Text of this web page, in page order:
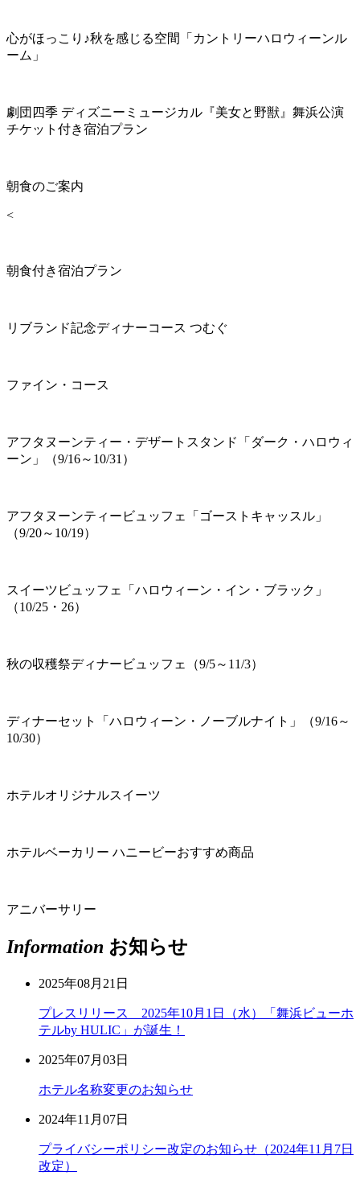
心がほっこり♪秋を感じる空間「カントリーハロウィーンル
ーム」
劇団四季 ディズニーミュージカル『美女と野獣』舞浜公演
チケット付き宿泊プラン
朝食のご案内
<
朝食付き宿泊プラン
リブランド記念ディナーコース つむぐ
ファイン・コース
アフタヌーンティー・デザートスタンド「ダーク・ハロウィ
ーン」（9/16～10/31）
アフタヌーンティービュッフェ「ゴーストキャッスル」
（9/20～10/19）
スイーツビュッフェ「ハロウィーン・イン・ブラック」
（10/25・26）
秋の収穫祭ディナービュッフェ（9/5～11/3）
ディナーセット「ハロウィーン・ノーブルナイト」（9/16～
10/30）
ホテルオリジナルスイーツ
ホテルベーカリー ハニービーおすすめ商品
アニバーサリー
Information お知らせ
2025年08月21日
プレスリリース 2025年10月1日（水）「舞浜ビューホ
テルby HULIC」が誕生！
2025年07月03日
ホテル名称変更のお知らせ
2024年11月07日
プライバシーポリシー改定のお知らせ（2024年11月7日
改定）